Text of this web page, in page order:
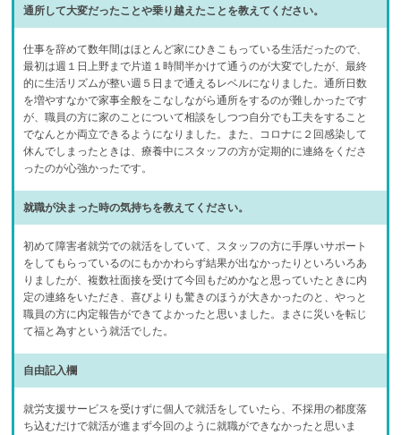
通所して大変だったことや乗り越えたことを教えてください。
仕事を辞めて数年間はほとんど家にひきこもっている生活だったので、
最初は週１日上野まで片道１時間半かけて通うのが大変でしたが、最終
的に生活リズムが整い週５日まで通えるレベルになりました。通所日数
を増やすなかで家事全般をこなしながら通所をするのが難しかったです
が、職員の方に家のことについて相談をしつつ自分でも工夫をすること
でなんとか両立できるようになりました。また、コロナに２回感染して
休んでしまったときは、療養中にスタッフの方が定期的に連絡をくださ
ったのが心強かったです。
就職が決まった時の気持ちを教えてください。
初めて障害者就労での就活をしていて、スタッフの方に手厚いサポート
をしてもらっているのにもかかわらず結果が出なかったりといろいろあ
りましたが、複数社面接を受けて今回もだめかなと思っていたときに内
定の連絡をいただき、喜びよりも驚きのほうが大きかったのと、やっと
職員の方に内定報告ができてよかったと思いました。まさに災いを転じ
て福と為すという就活でした。
自由記入欄
就労支援サービスを受けずに個人で就活をしていたら、不採用の都度落
ち込むだけで就活が進まず今回のように就職ができなかったと思いま